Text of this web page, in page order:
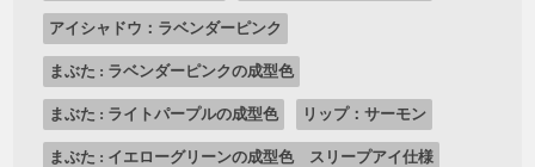
アイシャドウ：ラベンダーピンク
まぶた : ラベンダーピンクの成型色
まぶた : ライトパープルの成型色 リップ：サーモン
まぶた : イエローグリーンの成型色 スリープアイ仕様